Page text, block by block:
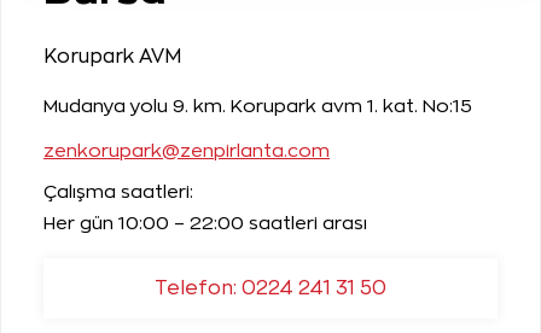
Korupark AVM
Mudanya yolu 9. km. Korupark avm 1. kat. No:15
zenkorupark@zenpirlanta.com
Çalışma saatleri:
Her gün 10:00 – 22:00 saatleri arası
Telefon: 0224 241 31 50